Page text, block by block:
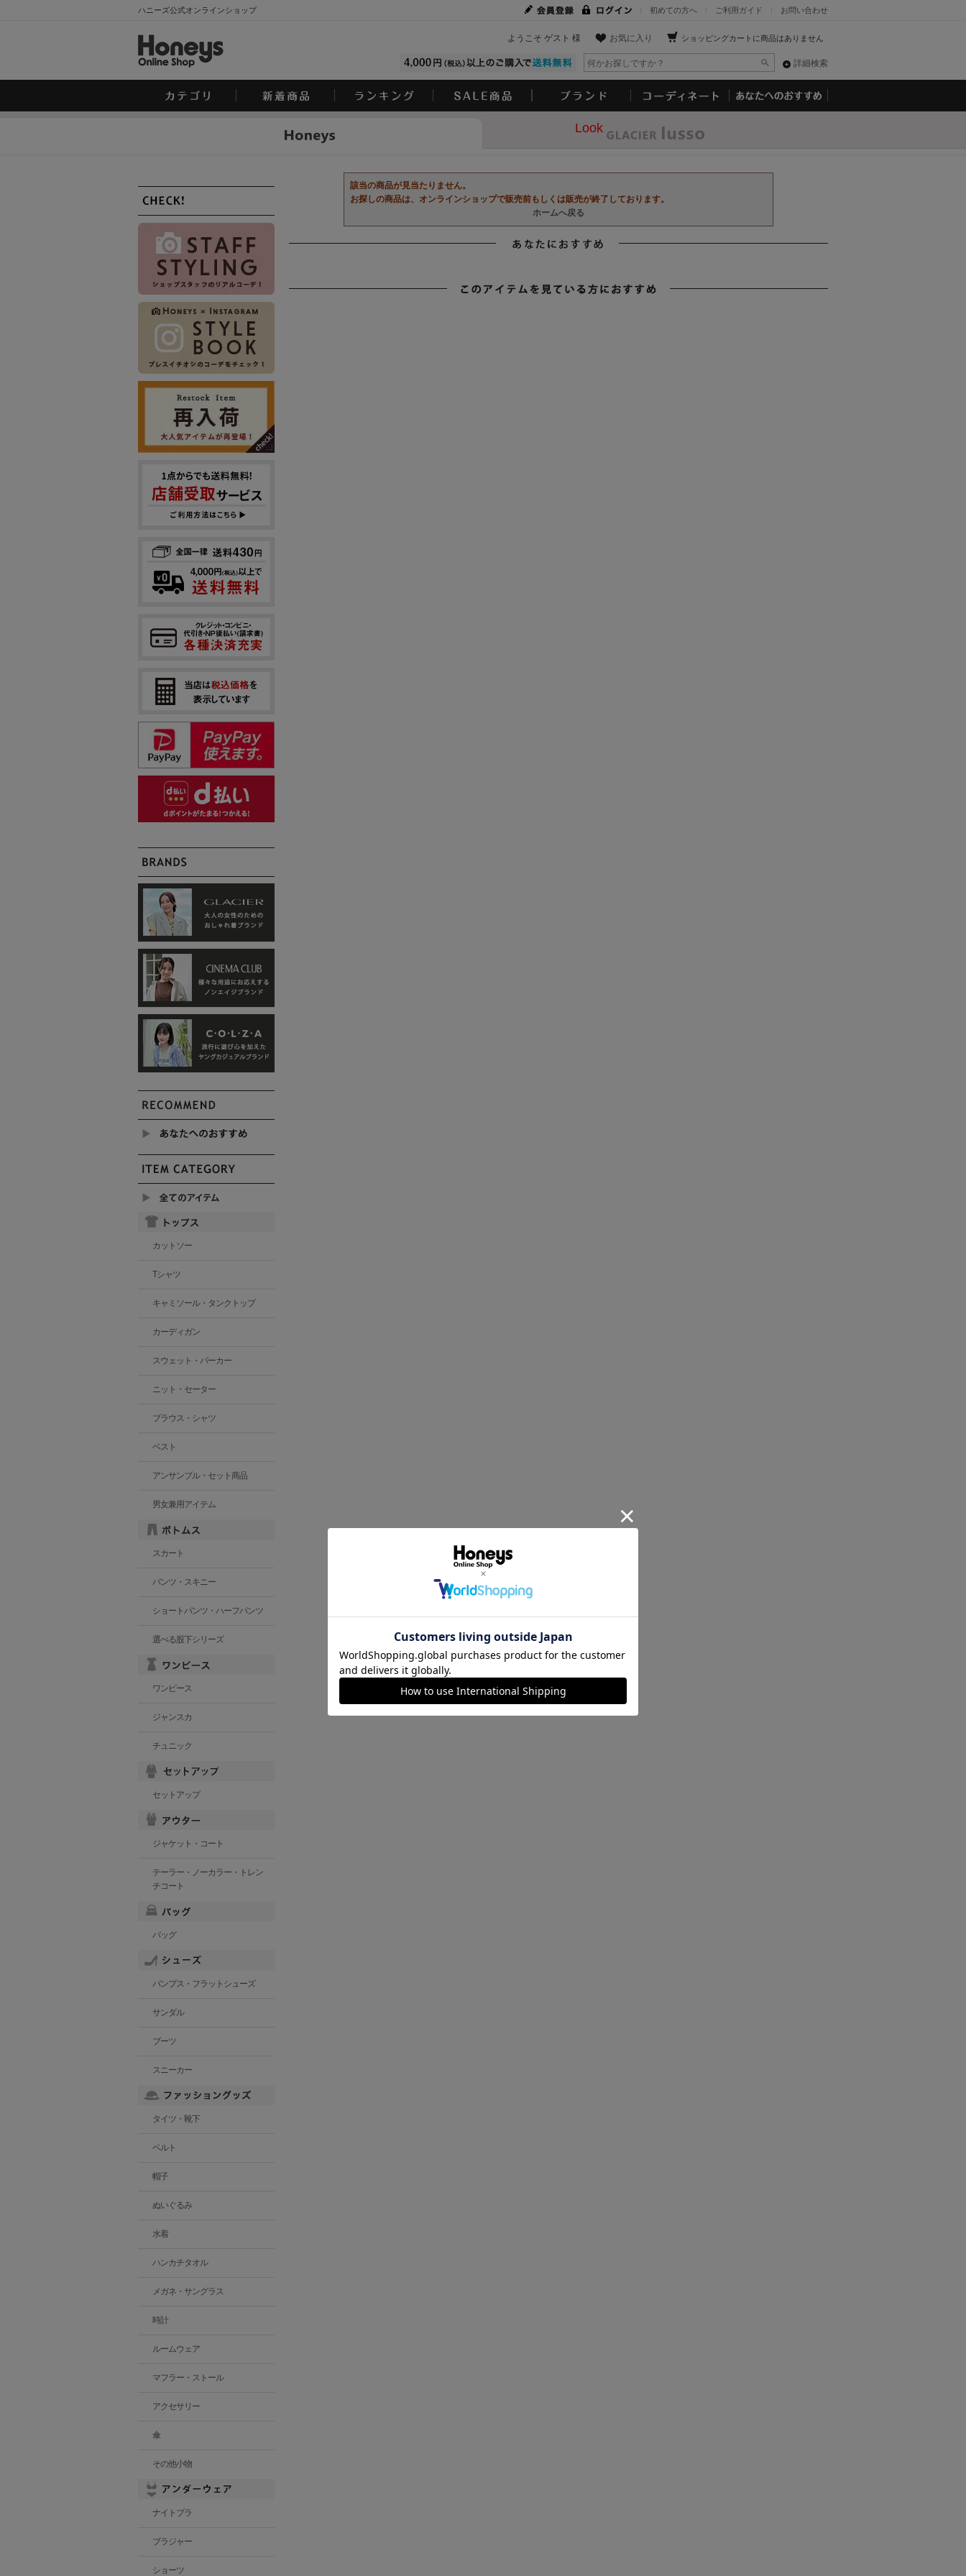
ハニーズ公式オンラインショップ お問い合わせ
ご利用ガイド
初めての方へ
ショッピングカートに商品はありません
お気に入り
ようこそ ゲスト 様
詳細検索
Look
該当の商品が見当たりません。
お探しの商品は、オンラインショップで販売前もしくは販売が終了しております。
ホームへ戻る
カットソー
Tシャツ
キャミソール・タンクトップ
カーディガン
スウェット・パーカー
ニット・セーター
ブラウス・シャツ
ベスト
アンサンブル・セット商品
男女兼用アイテム
スカート
パンツ・スキニー
ショートパンツ・ハーフパンツ
選べる股下シリーズ
ワンピース
ジャンスカ
チュニック
セットアップ
ジャケット・コート
テーラー・ノーカラー・トレン
チコート
バッグ
パンプス・フラットシューズ
サンダル
ブーツ
スニーカー
タイツ・靴下
ベルト
帽子
ぬいぐるみ
水着
ハンカチタオル
メガネ・サングラス
時計
ルームウェア
マフラー・ストール
アクセサリー
傘
その他小物
ナイトブラ
ブラジャー
ショーツ